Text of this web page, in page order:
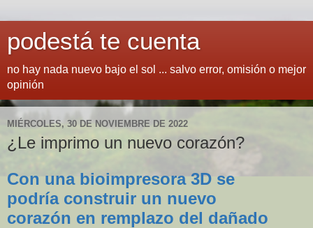
podestá te cuenta
no hay nada nuevo bajo el sol ... salvo error, omisión o mejor
opinión
MIÉRCOLES, 30 DE NOVIEMBRE DE 2022
¿Le imprimo un nuevo corazón?
Con una bioimpresora 3D se
podría construir un nuevo
corazón en remplazo del dañado